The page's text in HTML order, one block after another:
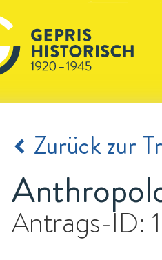
Zurück zur
Antrags-ID: